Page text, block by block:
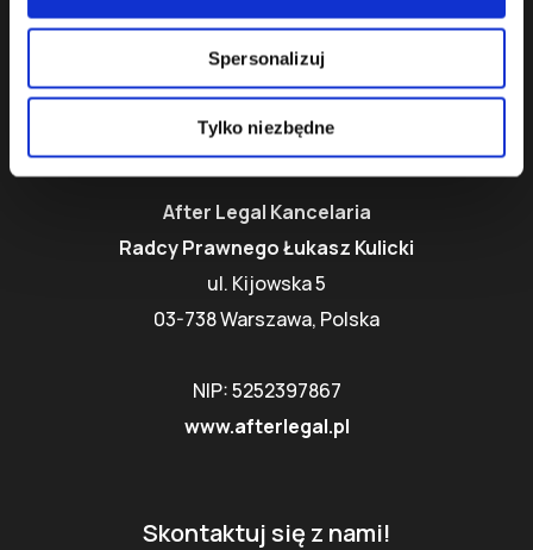
Spersonalizuj
Tylko niezbędne
Dane kontaktowe
After Legal Kancelaria
Radcy Prawnego Łukasz Kulicki
ul. Kijowska 5
03-738 Warszawa, Polska
NIP: 5252397867
www.afterlegal.pl
Skontaktuj się z nami!